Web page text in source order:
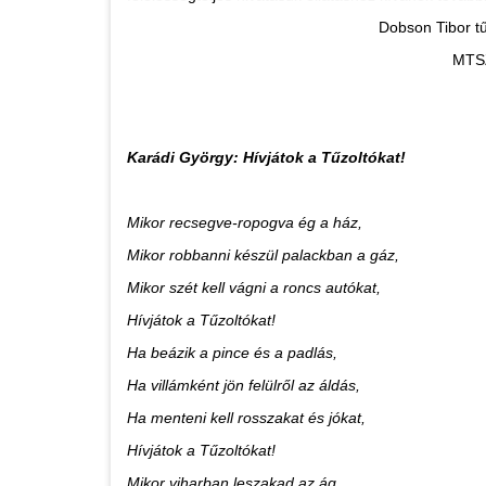
Dobson Tibor tű.
MTSZ
Karádi György: Hívjátok a Tűzoltókat!
Mikor recsegve-ropogva ég a ház,
Mikor robbanni készül palackban a gáz,
Mikor szét kell vágni a roncs autókat,
Hívjátok a Tűzoltókat!
Ha beázik a pince és a padlás,
Ha villámként jön felülről az áldás,
Ha menteni kell rosszakat és jókat,
Hívjátok a Tűzoltókat!
Mikor viharban leszakad az ág,